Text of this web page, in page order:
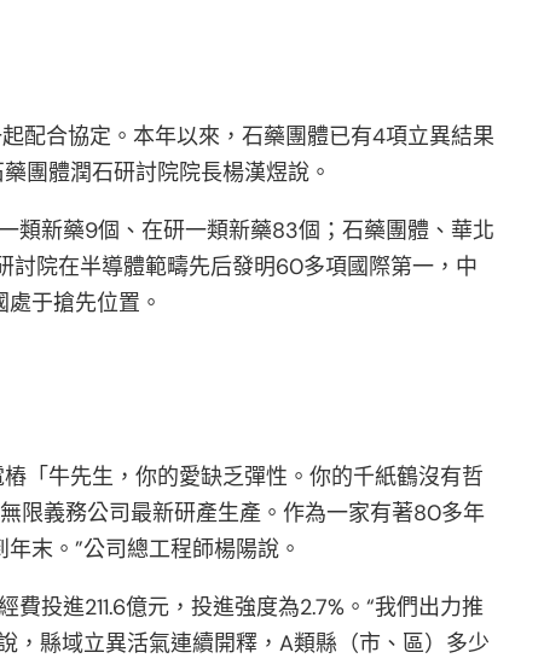
配合協定。本年以來，石藥團體已有4項立異結果
團體潤石研討院院長楊漢煜說。
類新藥9個、在研一類新藥83個；石藥團體、華北
院在半導體範疇先后發明60多項國際第一，中
于搶先位置。
「牛先生，你的愛缺乏彈性。你的千紙鶴沒有哲
限義務公司最新研產生產。作為一家有著80多年
末。”公司總工程師楊陽說。
投進211.6億元，投進強度為2.7%。“我們出力推
，縣域立異活氣連續開釋，A類縣（市、區）多少